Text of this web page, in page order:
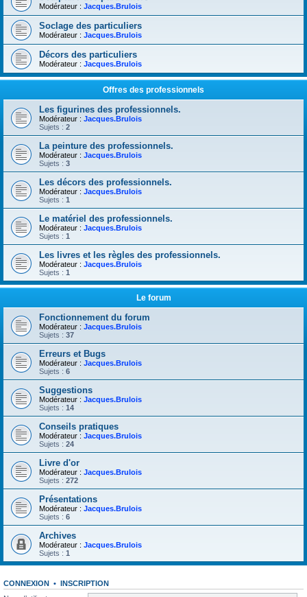
Modérateur : Jacques.Brulois
Soclage des particuliers
Modérateur : Jacques.Brulois
Décors des particuliers
Modérateur : Jacques.Brulois
Offres des professionnels
Les figurines des professionnels.
Modérateur : Jacques.Brulois
Sujets : 2
La peinture des professionnels.
Modérateur : Jacques.Brulois
Sujets : 3
Les décors des professionnels.
Modérateur : Jacques.Brulois
Sujets : 1
Le matériel des professionnels.
Modérateur : Jacques.Brulois
Sujets : 1
Les livres et les règles des professionnels.
Modérateur : Jacques.Brulois
Sujets : 1
Le forum
Fonctionnement du forum
Modérateur : Jacques.Brulois
Sujets : 37
Erreurs et Bugs
Modérateur : Jacques.Brulois
Sujets : 6
Suggestions
Modérateur : Jacques.Brulois
Sujets : 14
Conseils pratiques
Modérateur : Jacques.Brulois
Sujets : 24
Livre d'or
Modérateur : Jacques.Brulois
Sujets : 272
Présentations
Modérateur : Jacques.Brulois
Sujets : 6
Archives
Modérateur : Jacques.Brulois
Sujets : 1
CONNEXION • INSCRIPTION